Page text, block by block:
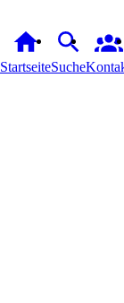
StartseiteSuche